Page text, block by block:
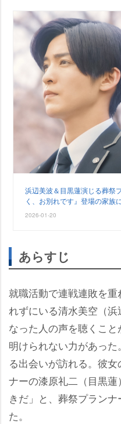
浜辺美波＆目黒蓮演じる葬祭
く、お別れです』登場の家族
2026-01-20
あらすじ
就職活動で連戦連敗を
れずにいる清水美空（浜
なった人の声を聴くこ
明けられない力があっ
る出会いが訪れる。彼
ナーの漆原礼二（目黒
きだ」と、葬祭プラン
た。